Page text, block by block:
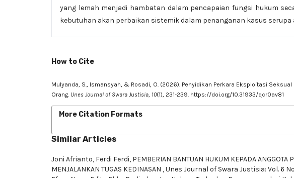
yang lemah menjadi hambatan dalam pencapaian fungsi hukum
kebutuhan akan perbaikan sistemik dalam penanganan kasus
How to Cite
Mulyanda, S., Ismansyah, & Rosadi, O. (2026). Penyidikan Perkara Eksploitasi
Orang. Unes Journal of Swara Justisia, 10(1), 231-239. https://doi.org/10.31933/qcr0av81
More Citation Formats
Similar Articles
Joni Afrianto, Ferdi Ferdi, PEMBERIAN BANTUAN HUKUM KEPADA ANGGOTA
MENJALANKAN TUGAS KEDINASAN ,Unes Journal of Swara Justisia: Vol. 6